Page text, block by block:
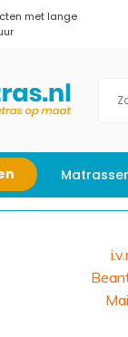
met lange